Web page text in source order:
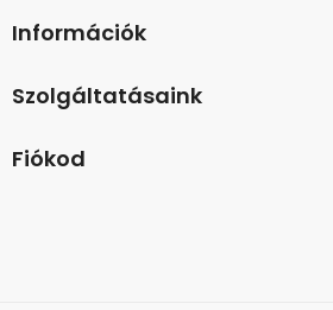
Információk
Szolgáltatásaink
Fiókod